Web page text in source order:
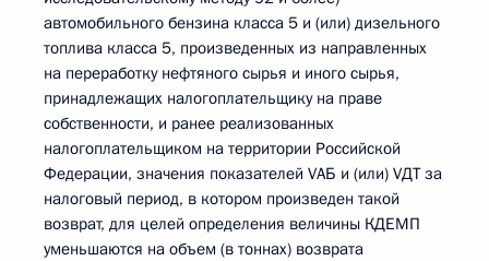
автомобильного бензина класса 5 и (или) дизельного
топлива класса 5, произведенных из направленных
на переработку нефтяного сырья и иного сырья,
принадлежащих налогоплательщику на праве
собственности, и ранее реализованных
налогоплательщиком на территории Российской
Федерации, значения показателей VАБ и (или) VДТ за
налоговый период, в котором произведен такой
возврат, для целей определения величины КДЕМП
уменьшаются на объем (в тоннах) возврата